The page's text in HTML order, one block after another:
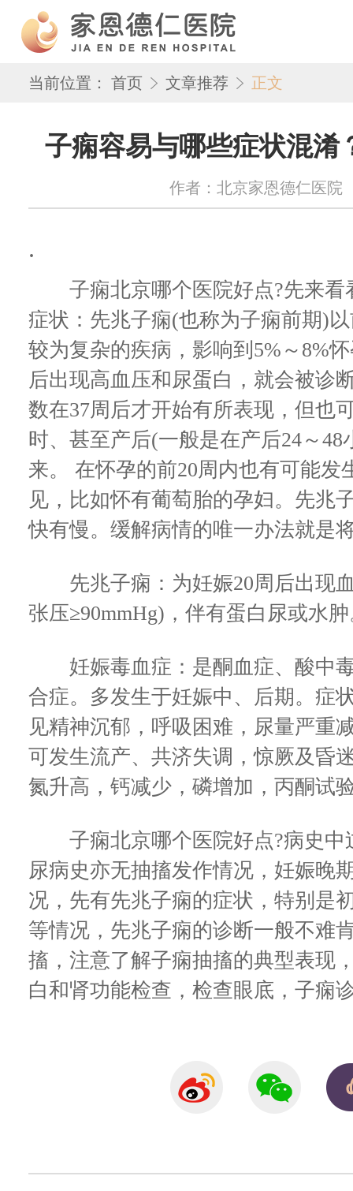
当前位置： 首页 文章推荐 正文
子痫容易与哪些症状混淆
作者：北京家恩德仁医院
.
子痫北京哪个医院好点?先来看
症状：先兆子痫(也称为子痫前期)
较为复杂的疾病，影响到5%～8%
后出现高血压和尿蛋白，就会被诊
数在37周后才开始有所表现，但也
时、甚至产后(一般是在产后24～
来。 在怀孕的前20周内也有可能
见，比如怀有葡萄胎的孕妇。先兆
快有慢。缓解病情的唯一办法就是
先兆子痫：为妊娠20周后出现血
张压≥90mmHg)，伴有蛋白尿或水
妊娠毒血症：是酮血症、酸中毒
合症。多发生于妊娠中、后期。症
见精神沉郁，呼吸困难，尿量严重
可发生流产、共济失调，惊厥及昏
氮升高，钙减少，磷增加，丙酮试
子痫北京哪个医院好点?病史中
尿病史亦无抽搐发作情况，妊娠晚
况，先有先兆子痫的症状，特别是
等情况，先兆子痫的诊断一般不难
搐，注意了解子痫抽搐的典型表现
白和肾功能检查，检查眼底，子痫